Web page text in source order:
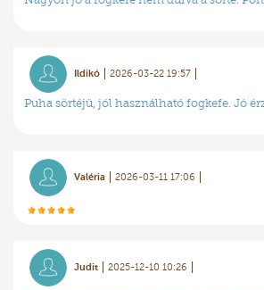
Ildikó 2026-03-22 19:57
Puha sörtéjű, jól használható fogkefe. Jó
Valéria 2026-03-11 17:06
Judit 2025-12-10 10:26